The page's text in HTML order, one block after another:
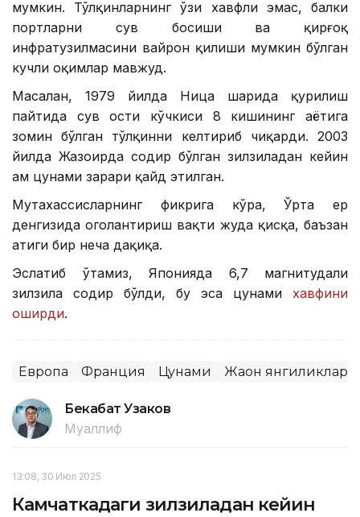
мумкин. Тўлқинларнинг ўзи хавфли эмас, балки
портларни сув босиши ва қирғоқ
инфратузилмасини вайрон қилиши мумкин бўлган
кучли оқимлар мавжуд.
Масалан, 1979 йилда Ница шаҳрида қурилиш
пайтида сув ости кўчкиси 8 кишининг ҳаётига
зомин бўлган тўлқинни келтириб чиқарди. 2003
йилда Жазоирда содир бўлган зилзиладан кейин
ҳам цунами зарари қайд этилган.
Мутахассисларнинг фикрига кўра, Ўрта ер
денгизида огоҳлантириш вақти жуда қисқа, баъзан
атиги бир неча дақиқа.
Эслатиб ўтамиз, Японияда 6,7 ​​магнитудали
зилзила содир бўлди, бу эса цунами хавфини
оширди.
Европа Франция Цунами Жаҳон янгиликлари
Бекабат Узаков
Муаллиф
13:08, 30 Июл 2025
Камчаткадаги зилзиладан кейин